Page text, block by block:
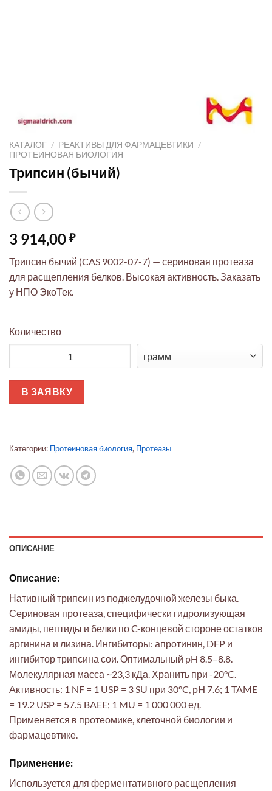
КАТАЛОГ / РЕАКТИВЫ ДЛЯ ФАРМАЦЕВТИКИ /
ПРОТЕИНОВАЯ БИОЛОГИЯ
Трипсин (бычий)
3 914,00 ₽
Трипсин бычий (CAS 9002-07-7) — сериновая протеаза
для расщепления белков. Высокая активность. Заказать
у НПО ЭкоТек.
Количество
В ЗАЯВКУ
Категории: Протеиновая биология, Протеазы
ОПИСАНИЕ
Описание:
Нативный трипсин из поджелудочной железы быка.
Сериновая протеаза, специфически гидролизующая
амиды, пептиды и белки по C-концевой стороне остатков
аргинина и лизина. Ингибиторы: апротинин, DFP и
ингибитор трипсина сои. Оптимальный pH 8.5–8.8.
Молекулярная масса ~23,3 кДа. Хранить при -20°C.
Активность: 1 NF = 1 USP = 3 SU при 30°C, pH 7.6; 1 TAME
= 19.2 USP = 57.5 BAEE; 1 MU = 1 000 000 ед.
Применяется в протеомике, клеточной биологии и
фармацевтике.
Применение:
Используется для ферментативного расщепления